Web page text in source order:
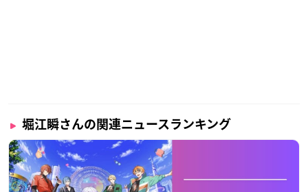
堀江瞬さんの関連ニュースランキング